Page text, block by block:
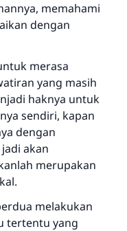
memahami
dengan
merasa
yang masih
haknya untuk
sendiri, kapan
dengan
akan
merupakan
melakukan
tertentu yang